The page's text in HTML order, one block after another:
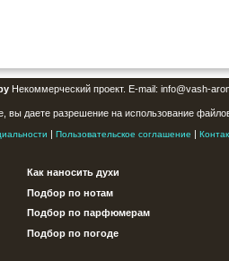
Некоммерческий проект. E-mail: info@vash-
вы даете разрешение на использование
| Пользовательское соглашение |
Как наносить духи
Подбор по нотам
Подбор по парфюмерам
Подбор по погоде